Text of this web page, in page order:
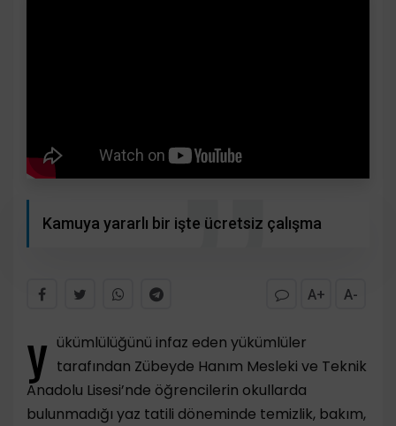
Kamuya yararlı bir işte ücretsiz çalışma
A+ A-
y ükümlülüğünü infaz eden yükümlüler
tarafından Zübeyde Hanım Mesleki ve Teknik
Anadolu Lisesi’nde öğrencilerin okullarda
bulunmadığı yaz tatili döneminde temizlik, bakım,